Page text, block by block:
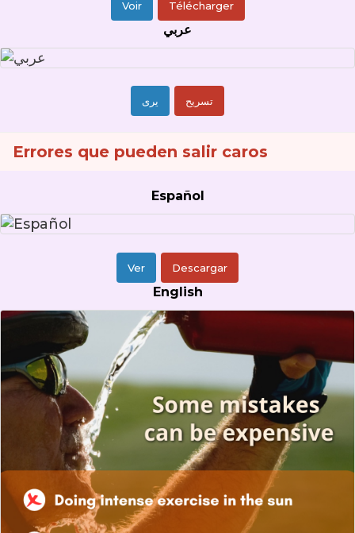
Voir Télécharger
عربي
يرى تسريح
Errores que pueden salir caros
Español
Ver Descargar
English